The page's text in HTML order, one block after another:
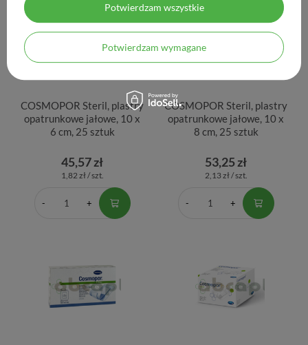
COSMOPOR Steril, plastry
opatrunkowe jałowe, 10 x
6 cm, 25 sztuk
45,57 zł
1,82 zł / szt.
COSMOPOR Steril, plastry
opatrunkowe jałowe, 10 x
8 cm, 25 sztuk
53,25 zł
2,13 zł / szt.
Potwierdzam wymagane
Potwierdzam wszystkie